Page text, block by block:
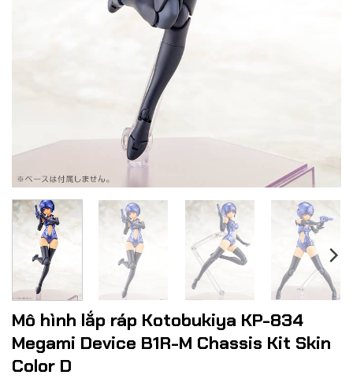
Mô hình lắp ráp Kotobukiya KP-834
Megami Device B1R-M Chassis Kit Skin
Color D